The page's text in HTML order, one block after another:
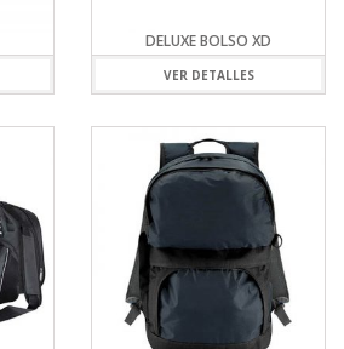
DELUXE BOLSO XD
VER DETALLES